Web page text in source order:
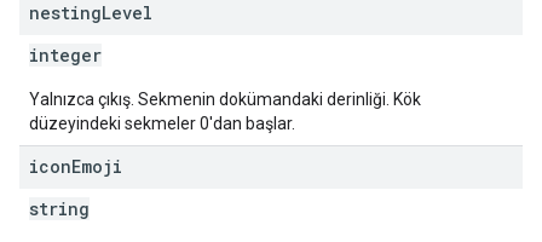
nestingLevel
integer
Yalnızca çıkış. Sekmenin dokümandaki derinliği. Kök
düzeyindeki sekmeler 0'dan başlar.
iconEmoji
string